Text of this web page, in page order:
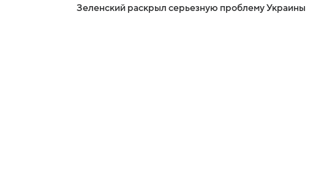
Зеленский раскрыл серьезную проблему Украины